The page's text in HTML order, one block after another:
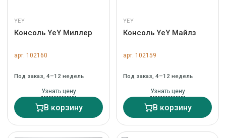
YEY
Консоль YeY Миллер
арт. 102160
Под заказ, 4–12 недель
Узнать цену
В корзину
YEY
Консоль YeY Майлз
арт. 102159
Под заказ, 4–12 недель
Узнать цену
В корзину